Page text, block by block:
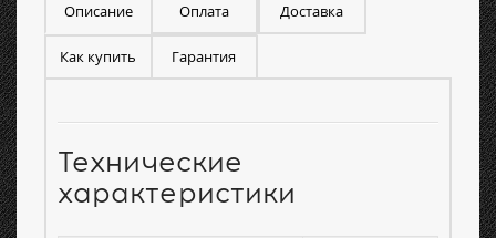
Описание Оплата Доставка
Как купить Гарантия
Технические
характеристики